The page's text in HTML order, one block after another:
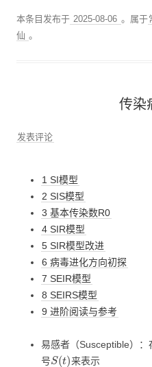
本条目发布于 2025-08-06 。属于
仙 。
传染
发表评论
1 SI模型
2 SIS模型
3 基本传染数R0
4 SIR模型
5 SIR模型改进
6 病毒进化方向初探
7 SEIR模型
8 SEIRS模型
9 进阶阅读与参考
易感者（Susceptible）
号 S( )来表示